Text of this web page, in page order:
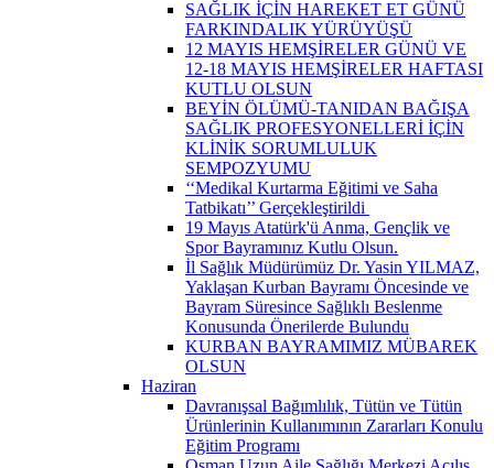
SAĞLIK İÇİN HAREKET ET GÜNÜ
FARKINDALIK YÜRÜYÜŞÜ
12 MAYIS HEMŞİRELER GÜNÜ VE
12-18 MAYIS HEMŞİRELER HAFTASI
KUTLU OLSUN
BEYİN ÖLÜMÜ-TANIDAN BAĞIŞA
SAĞLIK PROFESYONELLERİ İÇİN
KLİNİK SORUMLULUK
SEMPOZYUMU
‘‘Medikal Kurtarma Eğitimi ve Saha
Tatbikatı’’ Gerçekleştirildi ​
19 Mayıs Atatürk'ü Anma, Gençlik ve
Spor Bayramınız Kutlu Olsun.
İl Sağlık Müdürümüz Dr. Yasin YILMAZ,
Yaklaşan Kurban Bayramı Öncesinde ve
Bayram Süresince Sağlıklı Beslenme
Konusunda Önerilerde Bulundu
KURBAN BAYRAMIMIZ MÜBAREK
OLSUN
Haziran
Davranışsal Bağımlılık, Tütün ve Tütün
Ürünlerinin Kullanımının Zararları Konulu
Eğitim Programı